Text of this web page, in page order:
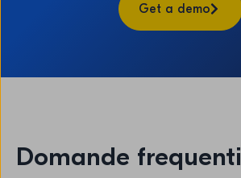
Get a demo
Domande frequenti